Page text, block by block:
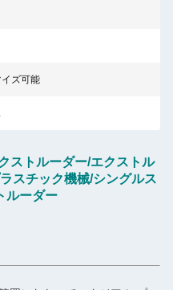
ズ可能
ストルーダー/エクストル
スチック機械/シングルス
ルーダー